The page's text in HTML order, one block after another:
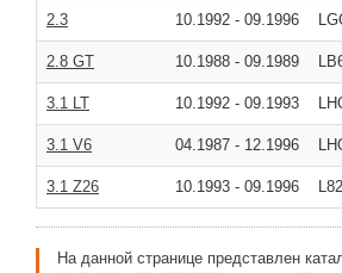
2.3 10.1992 - 09.1996
2.8 GT 10.1988 - 09.1989
3.1 LT 10.1992 - 09.1993
3.1 V6 04.1987 - 12.1996
3.1 Z26 10.1993 - 09.1996 L82
На данной странице представлен